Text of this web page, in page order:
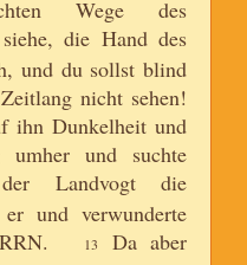
Wege des
die Hand des
und du sollst blind
nicht sehen!
ihn Dunkelheit und
und suchte
Landvogt die
und verwunderte
13
Da aber